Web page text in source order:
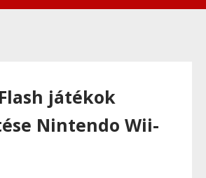
játékok
Nintendo Wii-